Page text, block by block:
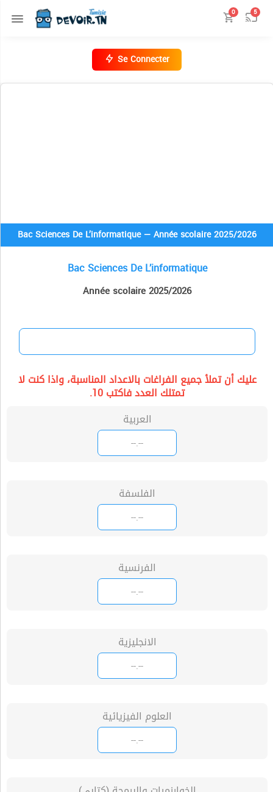
0 5
Se Connecter
Bac Sciences De L’informatique — Année scolaire 2025/2026
Bac Sciences De L’informatique
Année scolaire 2025/2026
عليك أن تملأ جميع الفراغات بالاعداد المناسبة، واذا كنت لا
تمتلك العدد فاكتب 10.
العربية
الفلسفة
الفرنسية
الانجليزية
العلوم الفيزيائية